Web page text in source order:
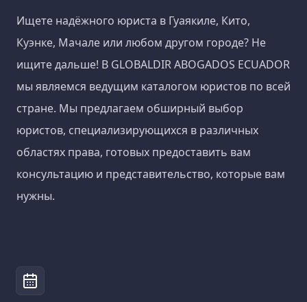
Ищете надёжного юриста в Гуаякиле, Кито,
Куэнке, Мачале или любом другом городе? Не
ищите дальше! В GLOBALDIR ABOGADOS ECUADOR
мы являемся ведущим каталогом юристов по всей
стране. Мы предлагаем обширный выбор
юристов, специализирующихся в различных
областях права, готовых предоставить вам
консультацию и представительство, которые вам
нужны.